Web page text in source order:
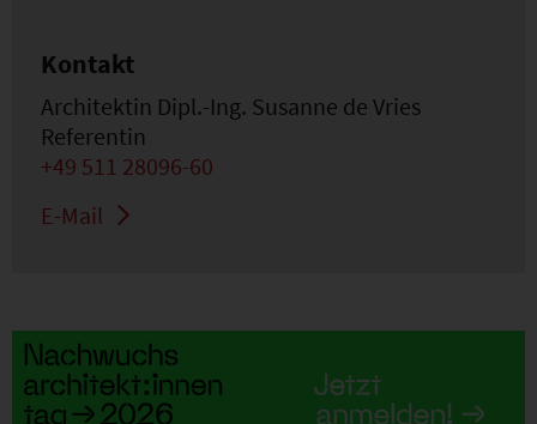
Kontakt
Architektin Dipl.-Ing. Susanne de Vries
Referentin
+49 511 28096-60
E-Mail